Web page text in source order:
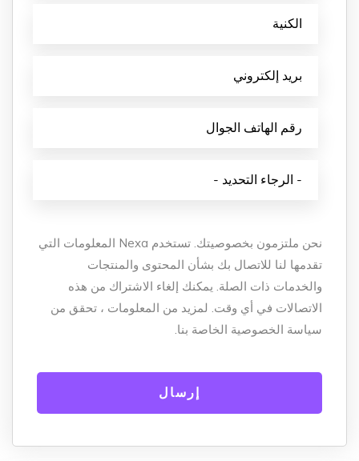
نحن ملتزمون بخصوصيتك. تستخدم Nexa المعلومات التي
تقدمها لنا للاتصال بك بشأن المحتوى والمنتجات
والخدمات ذات الصلة. يمكنك إلغاء الاشتراك من هذه
الاتصالات في أي وقت. لمزيد من المعلومات ، تحقق من
سياسة الخصوصية الخاصة بنا.